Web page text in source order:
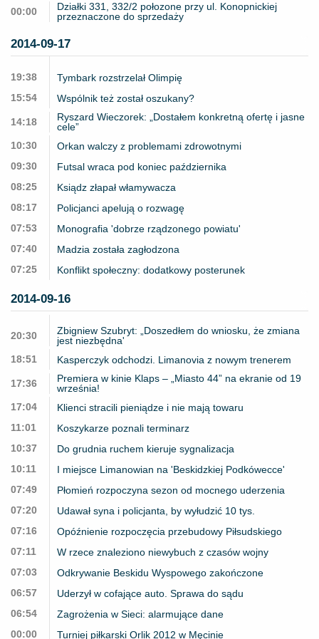
00:00
Działki 331, 332/2 połozone przy ul. Konopnickiej
przeznaczone do sprzedaży
2014-09-17
19:38
Tymbark rozstrzelał Olimpię
15:54
Wspólnik też został oszukany?
14:18
Ryszard Wieczorek: „Dostałem konkretną ofertę i jasne
cele”
10:30
Orkan walczy z problemami zdrowotnymi
09:30
Futsal wraca pod koniec października
08:25
Ksiądz złapał włamywacza
08:17
Policjanci apelują o rozwagę
07:53
Monografia 'dobrze rządzonego powiatu'
07:40
Madzia została zagłodzona
07:25
Konflikt społeczny: dodatkowy posterunek
2014-09-16
20:30
Zbigniew Szubryt: „Doszedłem do wniosku, że zmiana
jest niezbędna'
18:51
Kasperczyk odchodzi. Limanovia z nowym trenerem
17:36
Premiera w kinie Klaps – „Miasto 44” na ekranie od 19
września!
17:04
Klienci stracili pieniądze i nie mają towaru
11:01
Koszykarze poznali terminarz
10:37
Do grudnia ruchem kieruje sygnalizacja
10:11
I miejsce Limanowian na 'Beskidzkiej Podkówecce'
07:49
Płomień rozpoczyna sezon od mocnego uderzenia
07:20
Udawał syna i policjanta, by wyłudzić 10 tys.
07:16
Opóźnienie rozpoczęcia przebudowy Piłsudskiego
07:11
W rzece znaleziono niewybuch z czasów wojny
07:03
Odkrywanie Beskidu Wyspowego zakończone
06:57
Uderzył w cofające auto. Sprawa do sądu
06:54
Zagrożenia w Sieci: alarmujące dane
00:00
Turniej piłkarski Orlik 2012 w Męcinie